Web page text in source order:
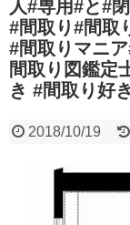
人#専用#と#
#間取り#間取
#間取りマニ
間取り図鑑定
き #間取り好き
2018/10/19